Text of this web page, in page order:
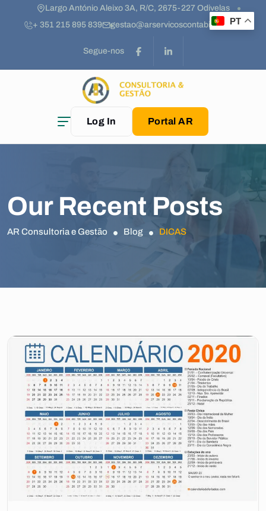
Largo António Aleixo 3A, R/C, 2675-227 Odivelas
+ 351 215 895 839
gestao@arservicoscontabilidade.pt
Segue-nos
Log In Portal AR
Our Recent Posts
AR Consultoria e Gestão Blog DICAS
PT